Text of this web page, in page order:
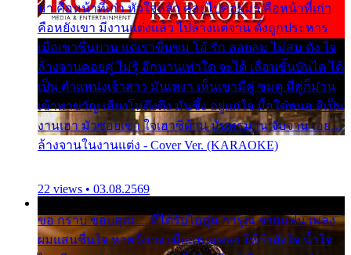
มา คือหน้าที่เก่า หัวใจหล้า คอยไปคอยมา คือหน้าที่เก่า
คือหยังเขา มีงานแต่งแล้ว ไปล้างแต่จาน ดั่งถูกประหาร
เมื่อเขาชื่นบาน แต่เราขื่นขม โอ้ รัก ลอยลม ไม่สม ดัง ใจ
ล้างจานคอยคู่ ไม่รู้ อีกนานเท่าใด จะได้ เลื่อนขั้นบันได ได้
เป็น ตำแหน่งเจ้าสาว มันเหงา เห็นเขามีคู่ ซมดู มีคู่ก็ม่วน
เข้าพาขวัญ เสียงโห่ตึงตึง มันซึ้ง อยู่แก่ใจ มื้อใด๋หนอ สิเป็น
งานเฮา มัวซอยเขา ใจเฮาซิด้าน มันทรมาน จับจาน เอย…
ล้างจานในงานแต่ง - Cover Ver. (KARAOKE)
22 views • 03.08.2569
ขอ กราบ ขอบคุณ.... ที่ได้รับไออุ่น การุณ จากแฟน เพลง
ผมแสนชื่นใจ หายวังเวง เมื่อแฟนเพลง ให้กำลังใจ น้ำใจ